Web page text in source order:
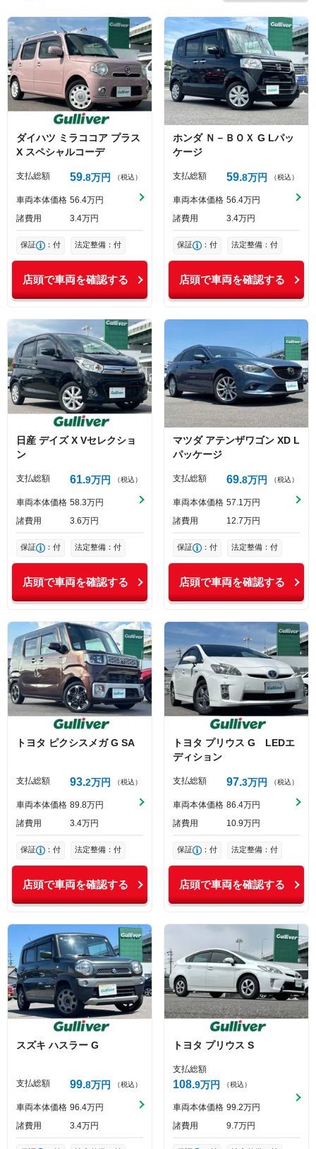
ダイハツ ミラココア プラス
X スペシャルコーデ
支払総額 59 8万円 （税込）
車両本体価格 56 4万円
諸費用
3 4万円
保証 ：付 法定整備：付
店頭で車両を確認する
ホンダ Ｎ－ＢＯＸ G Lパッ
ケージ
支払総額 59 8万円 （税込）
車両本体価格 56 4万円
諸費用
3 4万円
保証 ：付 法定整備：付
店頭で車両を確認する
日産 デイズ X Vセレクショ
ン
支払総額 61 9万円 （税込）
車両本体価格 58 3万円
諸費用
3 6万円
保証 ：付 法定整備：付
店頭で車両を確認する
マツダ アテンザワゴン XD L
パッケージ
支払総額 69 8万円 （税込）
車両本体価格 57 1万円
諸費用
12 7万円
保証 ：付 法定整備：付
店頭で車両を確認する
トヨタ ピクシスメガ G SA
支払総額 93 2万円 （税込）
車両本体価格 89 8万円
諸費用
3 4万円
保証 ：付 法定整備：付
店頭で車両を確認する
トヨタ プリウス G LEDエ
ディション
支払総額 97 3万円 （税込）
車両本体価格 86 4万円
諸費用
10 9万円
保証 ：付 法定整備：付
店頭で車両を確認する
スズキ ハスラー G
支払総額 99 8万円 （税込）
車両本体価格 96 4万円
諸費用
3 4万円
トヨタ プリウス S
支払総額
108 9万円 （税込）
車両本体価格 99 2万円
諸費用
9 7万円